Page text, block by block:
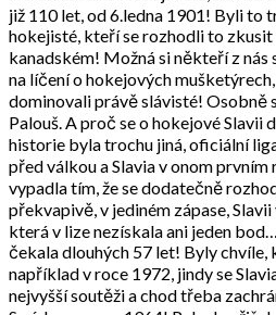
již 110 let, od 6.ledna 1901! Byli to
hokejisté, kteří se rozhodli to zkusit
kanadském! Možná si někteří z
na líčení o hokejových
dominovali právě slávisté! Osobně
Palouš. A proč se o hokejové Slavii
historie byla trochu jiná, oficiální
před válkou a Slavia v onom
vypadla tím, že se dodatečně
překvapivě, v jediném zápase,
která v lize nezískala ani jeden
čekala dlouhých 57 let! Byly chvíle,
například v roce 1972, jindy se
nejvyšší soutěži a chod třeba